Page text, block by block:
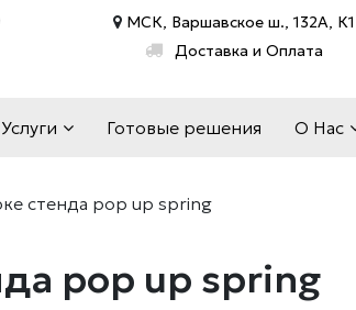
МСК, Варшавское ш., 132А, К1
Доставка и Оплата
Услуги Готовые решения О Нас
стенда pop up spring
pop up spring